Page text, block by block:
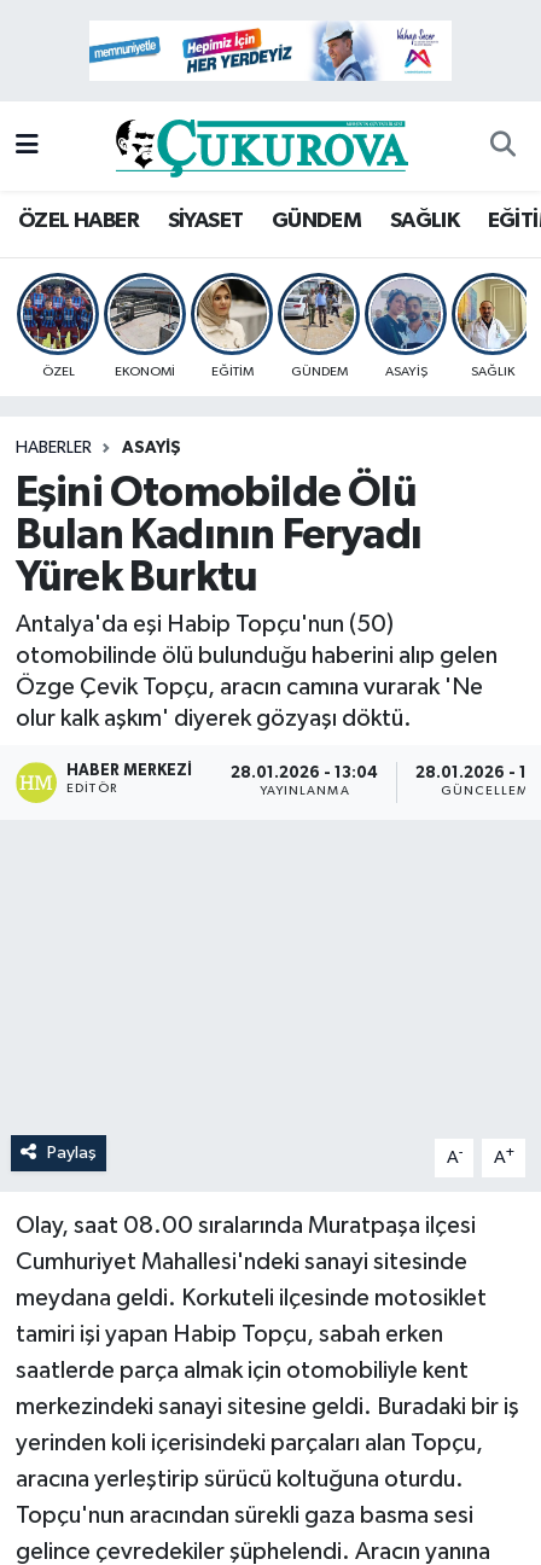
ÖZEL HABER SİYASET GÜNDEM SAĞLIK
ÖZEL EKONOMİ EĞİTİM GÜNDEM ASAYİŞ SAĞLIK
HABERLER ASAYİŞ
Eşini Otomobilde Ölü
Bulan Kadının Feryadı
Yürek Burktu
Antalya'da eşi Habip Topçu'nun (50)
otomobilinde ölü bulunduğu haberini alıp gelen
Özge Çevik Topçu, aracın camına vurarak 'Ne
olur kalk aşkım' diyerek gözyaşı döktü.
HABER MERKEZI
EDITÖR
28.01.2026 - 13:04
YAYINLANMA
28.01.2026 -
GÜNCELLEME
Paylaş A- A+
Olay, saat 08.00 sıralarında Muratpaşa ilçesi
Cumhuriyet Mahallesi'ndeki sanayi sitesinde
meydana geldi. Korkuteli ilçesinde motosiklet
tamiri işi yapan Habip Topçu, sabah erken
saatlerde parça almak için otomobiliyle kent
merkezindeki sanayi sitesine geldi. Buradaki bir iş
yerinden koli içerisindeki parçaları alan Topçu,
aracına yerleştirip sürücü koltuğuna oturdu.
Topçu'nun aracından sürekli gaza basma sesi
gelince çevredekiler şüphelendi. Aracın yanına
Mersin Hava Durumu
Mersin Namaz Vakitleri
Mersin Trafik Yoğunluk Haritası
Süper Lig Puan Durumu ve Fikstür
Son Dakika Haberleri
Haber Arşivi